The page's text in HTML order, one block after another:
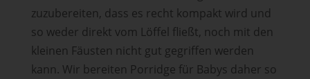
zuzubereiten, dass es recht kompakt wird und
so weder direkt vom Löffel fließt, noch mit den
kleinen Fäusten nicht gut gegriffen werden
kann. Wir bereiten Porridge für Babys daher so